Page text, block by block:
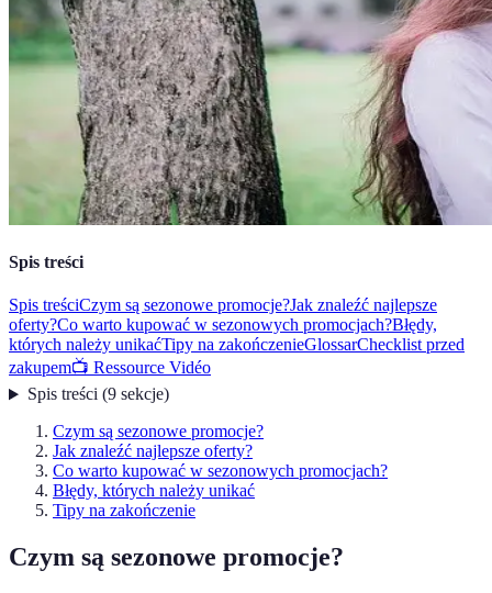
Spis treści
Spis treściCzym są sezonowe promocje?Jak znaleźć najlepsze
oferty?Co warto kupować w sezonowych promocjach?Błędy,
których należy unikaćTipy na zakończenieGlossarChecklist przed
zakupem📺 Ressource Vidéo
Spis treści(9 sekcje)
Czym są sezonowe promocje?
Jak znaleźć najlepsze oferty?
Co warto kupować w sezonowych promocjach?
Błędy, których należy unikać
Tipy na zakończenie
Czym są sezonowe promocje?